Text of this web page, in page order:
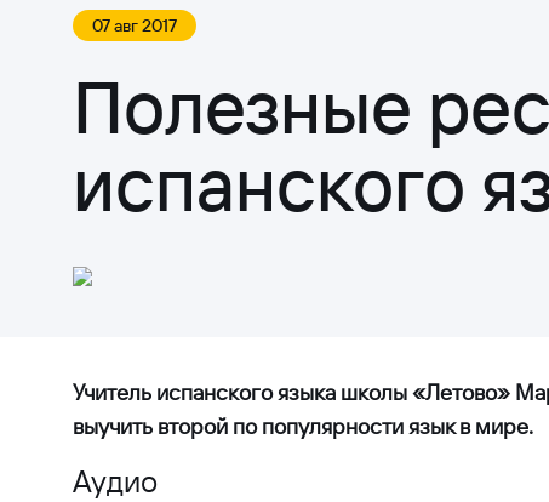
07 авг 2017
Полезные
испанского
Учитель испанского языка школы «Летово»
выучить второй по популярности язык в мире.
Аудио